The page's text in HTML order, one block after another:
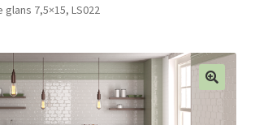
7,5×15, LS022